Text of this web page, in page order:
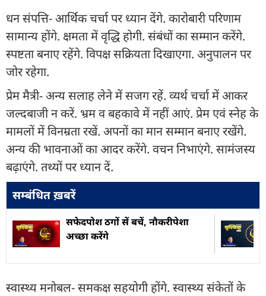
धन संपत्ति- आर्थिक चर्चा पर ध्यान देंगे. कारोबारी परिणाम
सामान्य होंगे. क्षमता में वृद्धि होगी. संबंधों का सम्मान करेंगे.
स्पष्टता बनाए रहेंगे. विपक्ष सक्रियता दिखाएगा. अनुपालन पर
जोर रहेगा.
प्रेम मैत्री- अन्य सलाह लेने में सजग रहें. व्यर्थ चर्चा में आकर
जल्दबाजी न करें. भ्रम व बहकावे में नहीं आएं. प्रेम एवं स्नेह के
मामलों में विनम्रता रखें. अपनों का मान सम्मान बनाए रखेंगे.
अन्य की भावनाओं का आदर करेंगे. वचन निभाएंगे. सामंजस्य
बढ़ाएंगे. तथ्यों पर ध्यान दें.
सम्बंधित ख़बरें
सफेदपोश ठगों सें बचें, नौकरीपेशा
अच्छा करेंगे
स्वास्थ्य मनोबल- समकक्ष सहयोगी होंगे. स्वास्थ्य संकेतों के